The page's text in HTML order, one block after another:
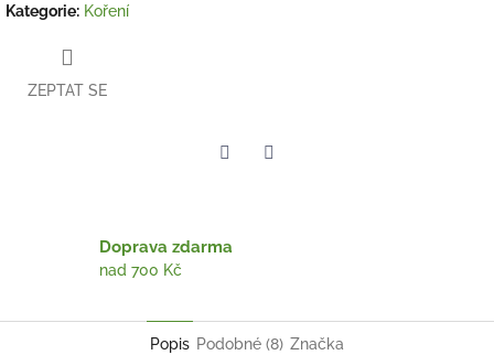
Kategorie: Koření
ZEPTAT SE
Doprava zdarma
nad 700 Kč
Popis Podobné (8) Značka